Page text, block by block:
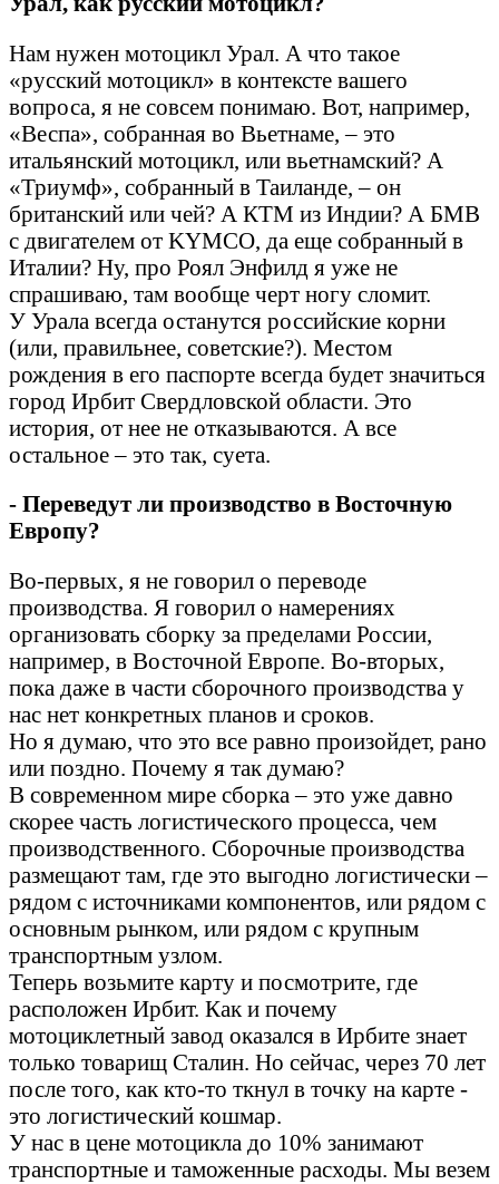
Нам нужен мотоцикл Урал. А что такое
«русский мотоцикл» в контексте вашего
вопроса, я не совсем понимаю. Вот, например,
«Веспа», собранная во Вьетнаме, – это
итальянский мотоцикл, или вьетнамский? А
«Триумф», собранный в Таиланде, – он
британский или чей? А КТМ из Индии? А БМВ
с двигателем от KYMCO, да еще собранный в
Италии? Ну, про Роял Энфилд я уже не
спрашиваю, там вообще черт ногу сломит.
У Урала всегда останутся российские корни
(или, правильнее, советские?). Местом
рождения в его паспорте всегда будет значиться
город Ирбит Свердловской области. Это
история, от нее не отказываются. А все
остальное – это так, суета.
- Переведут ли производство в Восточную
Европу?
Во-первых, я не говорил о переводе
производства. Я говорил о намерениях
организовать сборку за пределами России,
например, в Восточной Европе. Во-вторых,
пока даже в части сборочного производства у
нас нет конкретных планов и сроков.
Но я думаю, что это все равно произойдет, рано
или поздно. Почему я так думаю?
В современном мире сборка – это уже давно
скорее часть логистического процесса, чем
производственного. Сборочные производства
размещают там, где это выгодно логистически –
рядом с источниками компонентов, или рядом с
основным рынком, или рядом с крупным
транспортным узлом.
Теперь возьмите карту и посмотрите, где
расположен Ирбит. Как и почему
мотоциклетный завод оказался в Ирбите знает
только товарищ Сталин. Но сейчас, через 70 лет
после того, как кто-то ткнул в точку на карте -
это логистический кошмар.
У нас в цене мотоцикла до 10% занимают
транспортные и таможенные расходы. Мы везем